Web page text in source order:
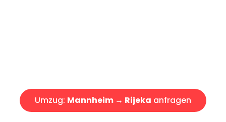
Umzug: Mannheim → Rijeka anfragen